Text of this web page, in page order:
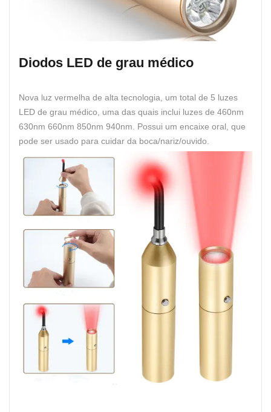
Diodos LED de grau médico
Nova luz vermelha de alta tecnologia, um total de 5 luzes
LED de grau médico, uma das quais inclui luzes de 460nm
630nm 660nm 850nm 940nm. Possui um encaixe oral, que
pode ser usado para cuidar da boca/nariz/ouvido.